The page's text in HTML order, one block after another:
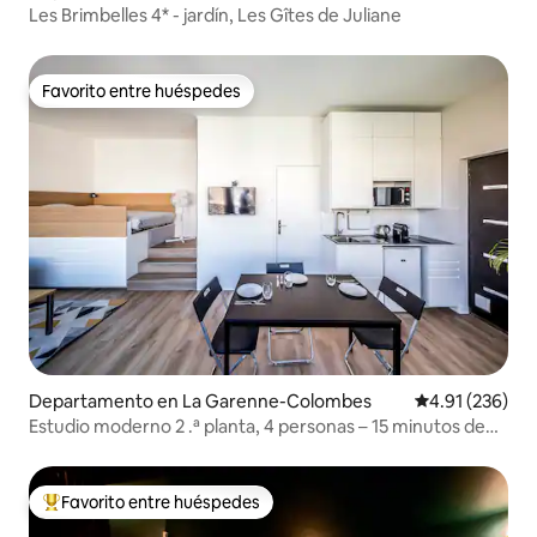
Les Brimbelles 4* - jardín, Les Gîtes de Juliane
Favorito entre huéspedes
Favorito entre huéspedes
Departamento en La Garenne-Colombes Calificación
4.91 (236)
Estudio moderno 2 .ª planta, 4 personas – 15 minutos de
De los mejores en Favorito entre huéspedes
Favorito entre huéspedes